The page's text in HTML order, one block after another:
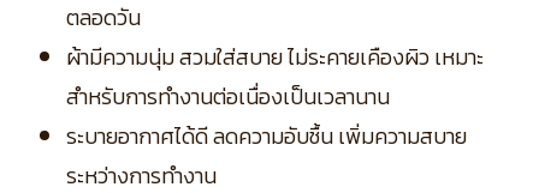
ตลอดวัน
ผ้ามีความนุ่ม สวมใส่สบาย ไม่ระคายเคืองผิว เหมาะ
สำหรับการทำงานต่อเนื่องเป็นเวลานาน
ระบายอากาศได้ดี ลดความอับชื้น เพิ่มความสบาย
ระหว่างการทำงาน